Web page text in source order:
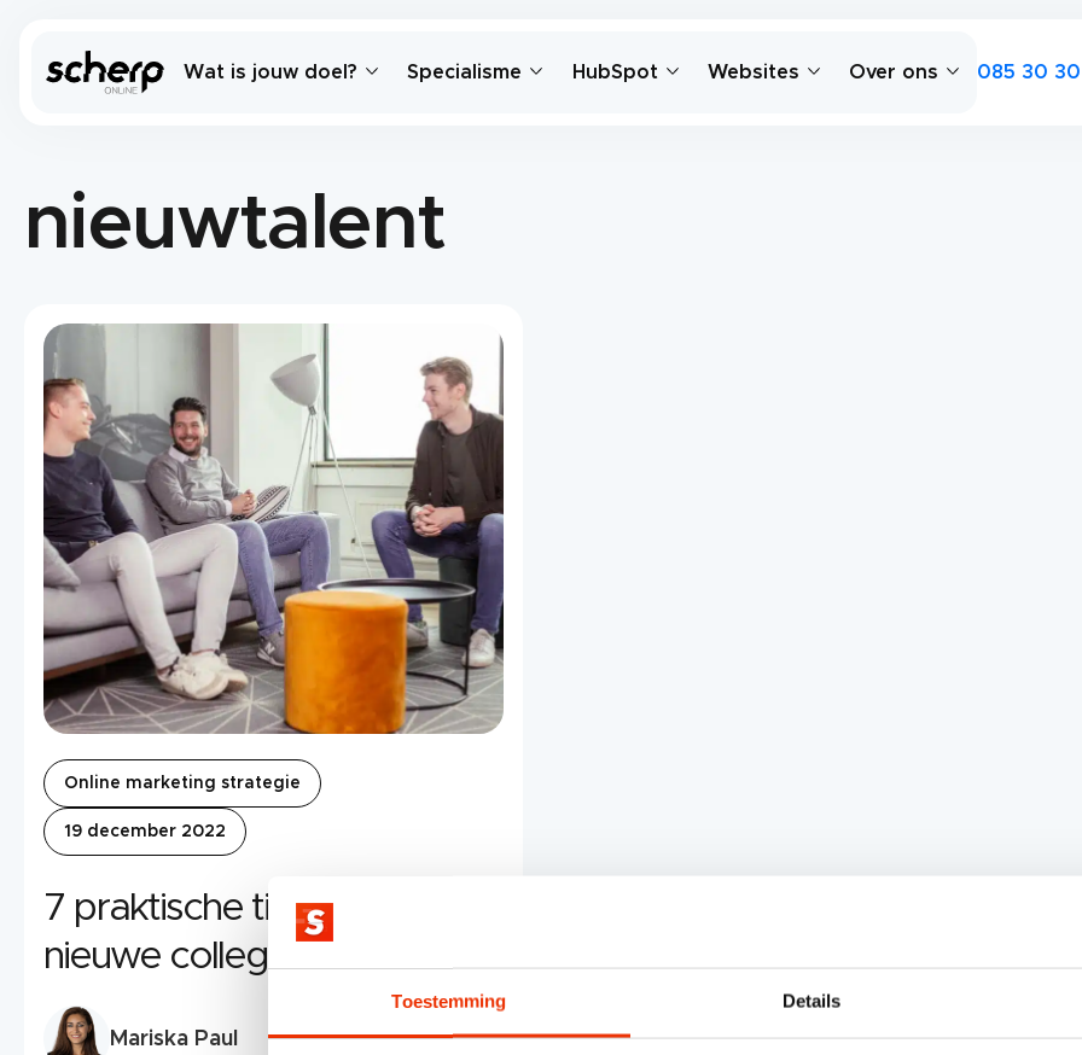
Toestemming Details
Wat is jouw doel? Specialisme HubSpot Websites Over ons 085 30
nieuwtalent
Online marketing strategie
19 december 2022
7 praktische tips om online
nieuwe collega’s te werven
Mariska Paul